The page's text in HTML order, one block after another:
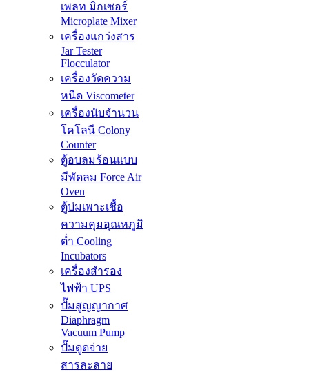
เพลท มิกเซอร์
Microplate Mixer
เครื่องแกว่งสาร
Jar Tester
Flocculator
เครื่องวัดความ
หนืด Viscometer
เครื่องนับจำนวน
โคโลนี Colony
Counter
ตู้อบลมร้อนแบบ
มีพัดลม Force Air
Oven
ตู้บ่มเพาะเชื้อ
ความคุมอุณหภูมิ
ต่ำ Cooling
Incubators
เครื่องสำรอง
ไฟฟ้า UPS
ปั๊มสูญญากาศ
Diaphragm
Vacuum Pump
ปั๊มดูดจ่าย
สารละลาย